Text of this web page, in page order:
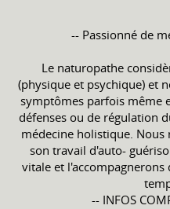
-- Passionné de
Le naturopathe
(physique et psychique) et
symptômes parfois même
défenses ou de régulation
médecine holistique.
son travail d'auto-
vitale et
-- INFOS